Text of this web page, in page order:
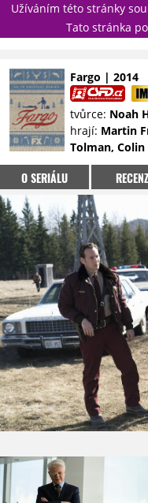
Užíváním této stránky
Tato stránka
NOVINKY
TÉMATA
RECENZE
EPIZODY
KULT
TRAILERY
GALERIE
DISKUZE
STATISTIKY
TIRÁŽ
Fargo | 2014
tvůrce: Noah
hrají: Martin
Tolman,
O SERIÁLU